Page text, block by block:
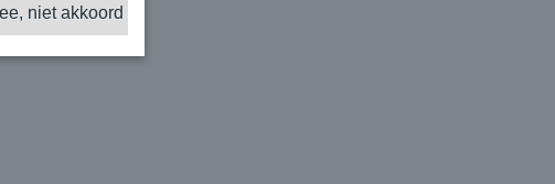
niet akkoord